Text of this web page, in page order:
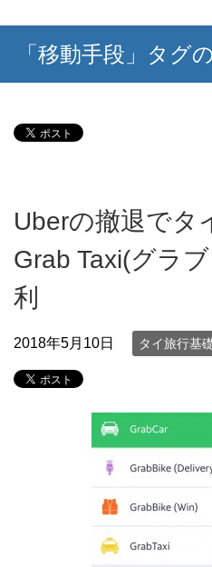
「移動手段」タグ
Uberの撤退でタ
Grab Taxi(グラ
利
2018年5月10日 タイ旅行基